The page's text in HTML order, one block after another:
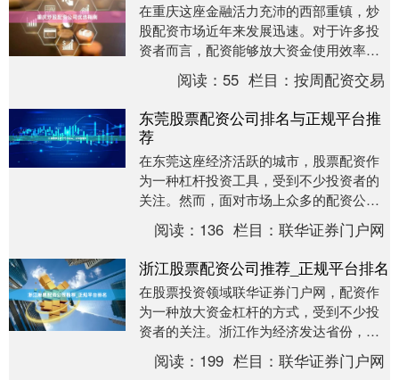
在重庆这座金融活力充沛的西部重镇，炒
股配资市场近年来发展迅速。对于许多投
资者而言，配资能够放大资金使用效率联
华证券门户网，但选择一家靠谱的配资公
司至关重要。本文....
阅读：55 栏目：按周配资交易
东莞股票配资公司排名与正规平台推
荐
在东莞这座经济活跃的城市，股票配资作
为一种杠杆投资工具，受到不少投资者的
关注。然而，面对市场上众多的配资公
司，如何筛选出正规、可靠的平台，成为
投资者首要解决的问....
阅读： 136 栏目：联华证券门户网
浙江股票配资公司推荐_正规平台排名
在股票投资领域联华证券门户网，配资作
为一种放大资金杠杆的方式，受到不少投
资者的关注。浙江作为经济发达省份，金
融市场活跃，配资公司数量众多。然而，
面对市场上鱼龙混....
阅读： 199 栏目：联华证券门户网